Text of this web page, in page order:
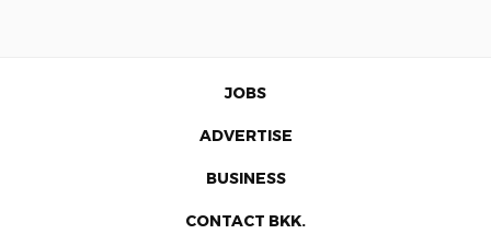
JOBS
ADVERTISE
BUSINESS
CONTACT BKK.